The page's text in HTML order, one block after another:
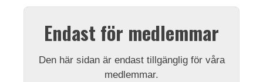
Endast för medlemmar
Den här sidan är endast tillgänglig för våra
medlemmar.